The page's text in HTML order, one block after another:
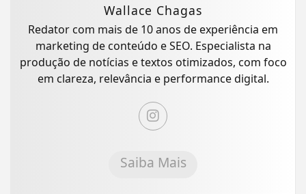
Wallace Chagas
Redator com mais de 10 anos de experiência em
marketing de conteúdo e SEO. Especialista na
produção de notícias e textos otimizados, com foco
em clareza, relevância e performance digital.
Saiba Mais